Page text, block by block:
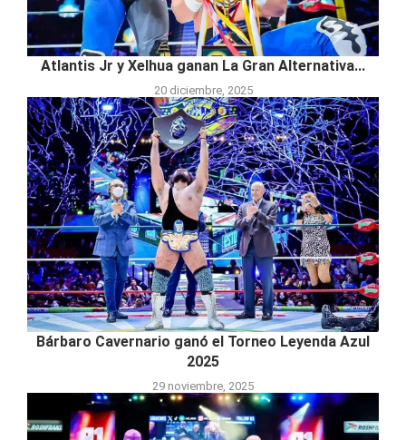
Atlantis Jr y Xelhua ganan La Gran Alternativa...
20 diciembre, 2025
Bárbaro Cavernario ganó el Torneo Leyenda Azul
2025
29 noviembre, 2025